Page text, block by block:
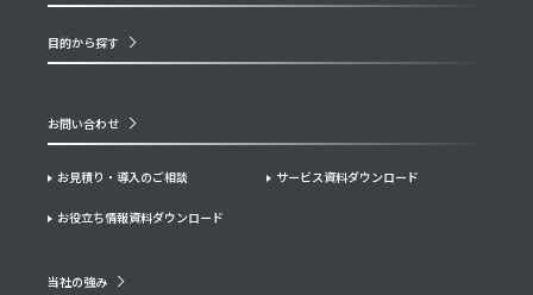
目的から探す
当社の強み
お問い合わせ
お見積り・導入のご相談 サービス資料ダウンロード
お役立ち情報資料ダウンロード